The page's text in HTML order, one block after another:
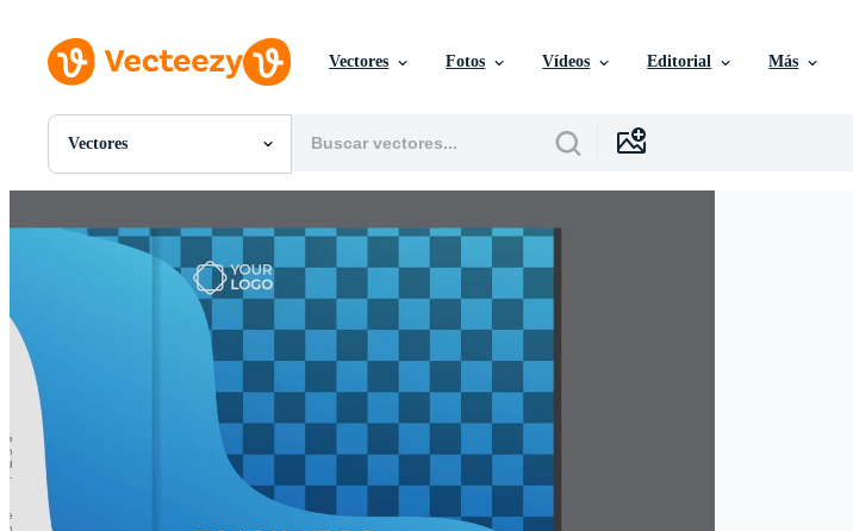
Vectores Fotos Vídeos Editorial Más
Vectores
Todas Imágenes
PNGs
PSDs
Imágenes Editoriales
Eventos Editoriales